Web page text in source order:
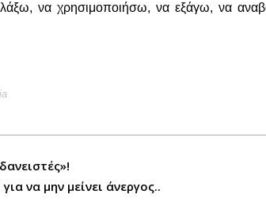
να χρησιμοποιήσω, να εξάγω, να
να μην μείνει άνεργος..